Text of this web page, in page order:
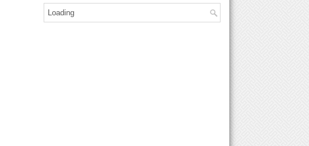
Loading